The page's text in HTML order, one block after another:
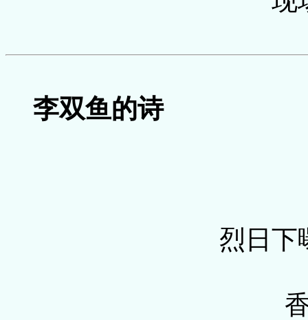
李双鱼的诗
烈日下